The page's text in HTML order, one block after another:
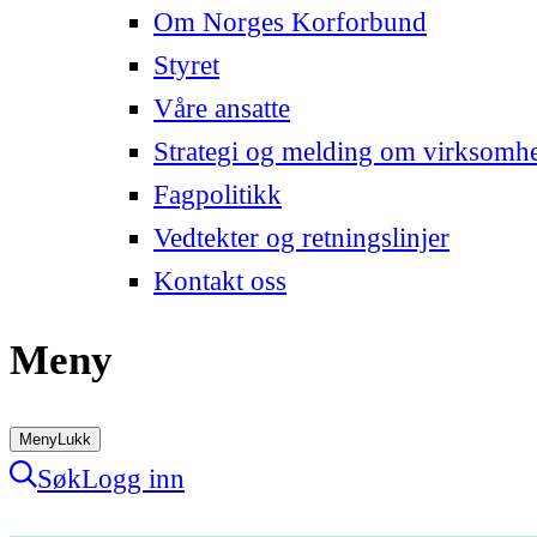
Om Norges Korforbund
Styret
Våre ansatte
Strategi og melding om
Fagpolitikk
Vedtekter og retningslinjer
Kontakt oss
Meny
MenyLukk
SøkLogg inn